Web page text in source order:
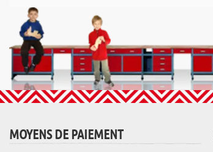
MOYENS DE PAIEMENT